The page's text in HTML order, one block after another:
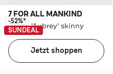
7 FOR ALL MANKIND
Jeans 'Aubrey' skinny
-52%*
SUNDEAL
Jetzt shoppen